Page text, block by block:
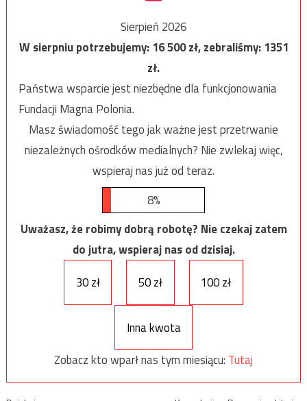
Sierpień 2026
W sierpniu potrzebujemy:16 500zł, zebraliśmy:1351
zł.
Państwa wsparcie jest niezbędne dla funkcjonowania
Fundacji Magna Polonia.
Masz świadomość tego jak ważne jest przetrwanie
niezależnych ośrodków medialnych? Nie zwlekaj więc,
wspieraj nas już od teraz.
8%
Uważasz, że robimy dobrą robotę? Nie czekaj zatem
do jutra, wspieraj nas od dzisiaj.
30 zł
50 zł 100 zł
Inna kwota
Zobacz kto wparł nas tym miesiącu: Tutaj